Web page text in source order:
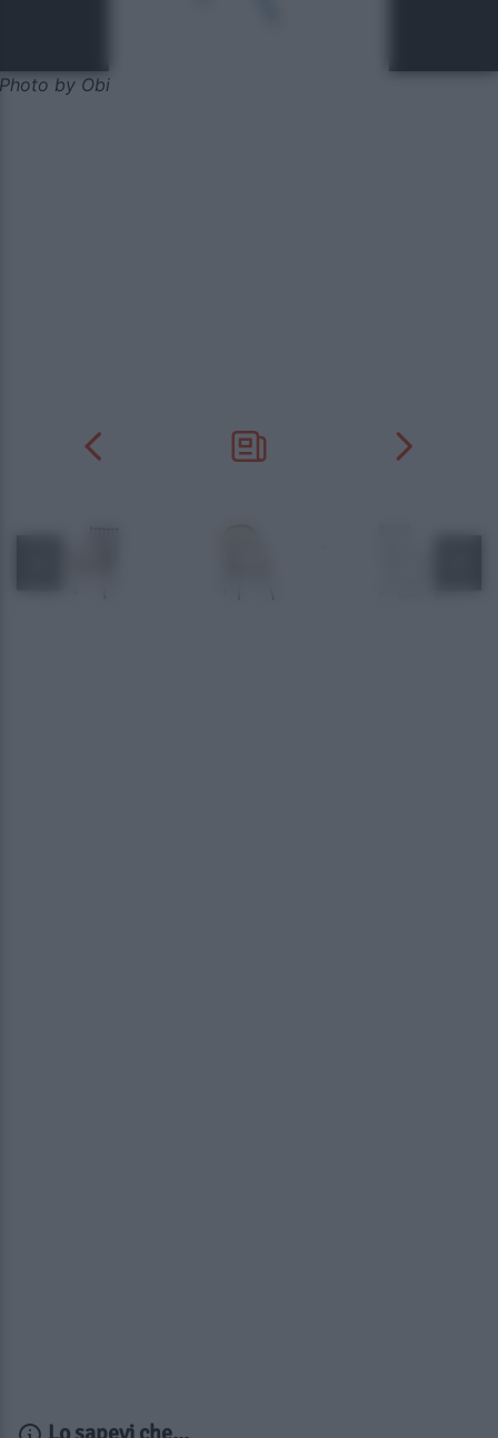
Photo by Obi